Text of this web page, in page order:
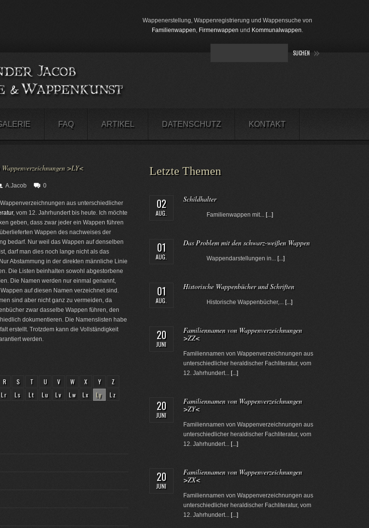
Wappenerstellung, Wappenregistrierung und Wappensuche von
Familienwappen, Firmenwappen und Kommunalwappen.
FAQ ARTIKEL DATENSCHUTZ KONTAKT
>LY<
A.Jacob 0
aus unterschiedlicher
, vom 12. Jahrhundert bis heute. Ich möchte
geben, dass zwar jeder ein Wappen führen
Wappen des nachweises der
bedarf. Nur weil das Wappen auf denselben
darf man dies noch lange nicht als das
Abstammung in der direkten männliche Linie
Die Listen beinhalten sowohl abgestorbene
Die Namen werden nur einmal genannt,
auf diesen Namen verzeichnet sind.
sind aber nicht ganz zu vermeiden, da
zwar dasselbe Wappen führen, den
dokumentieren. Die Namenslisten habe
erstellt. Trotzdem kann die Vollständigkeit
werden.
R S T U V W X Y
Z
Lr Ls Lt Lu Lv Lw Lx Ly Lz
Letzte Themen
02
AUG.
Schildhalter
Familienwappen mit... [...]
01
AUG.
Das Problem mit den schwarz-weißen Wappen
Wappendarstellungen in... [...]
01
AUG.
Historische Wappenbücher und Schriften
Historische Wappenbücher,... [...]
20
JUNI
Familiennamen von Wappenverzeichnungen
>ZZ<
Familiennamen von Wappenverzeichnungen aus
unterschiedlicher heraldischer Fachliteratur, vom
12. Jahrhundert... [...]
20
JUNI
Familiennamen von Wappenverzeichnungen
>ZY<
Familiennamen von Wappenverzeichnungen aus
unterschiedlicher heraldischer Fachliteratur, vom
12. Jahrhundert... [...]
20
JUNI
Familiennamen von Wappenverzeichnungen
>ZX<
Familiennamen von Wappenverzeichnungen aus
unterschiedlicher heraldischer Fachliteratur, vom
12. Jahrhundert... [...]